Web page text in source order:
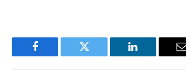
Facebook Twitter LinkedIn